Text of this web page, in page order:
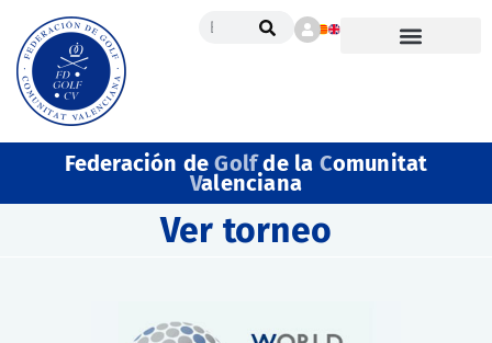
Federación deGolfde la Comunitat
Valenciana
Ver torneo